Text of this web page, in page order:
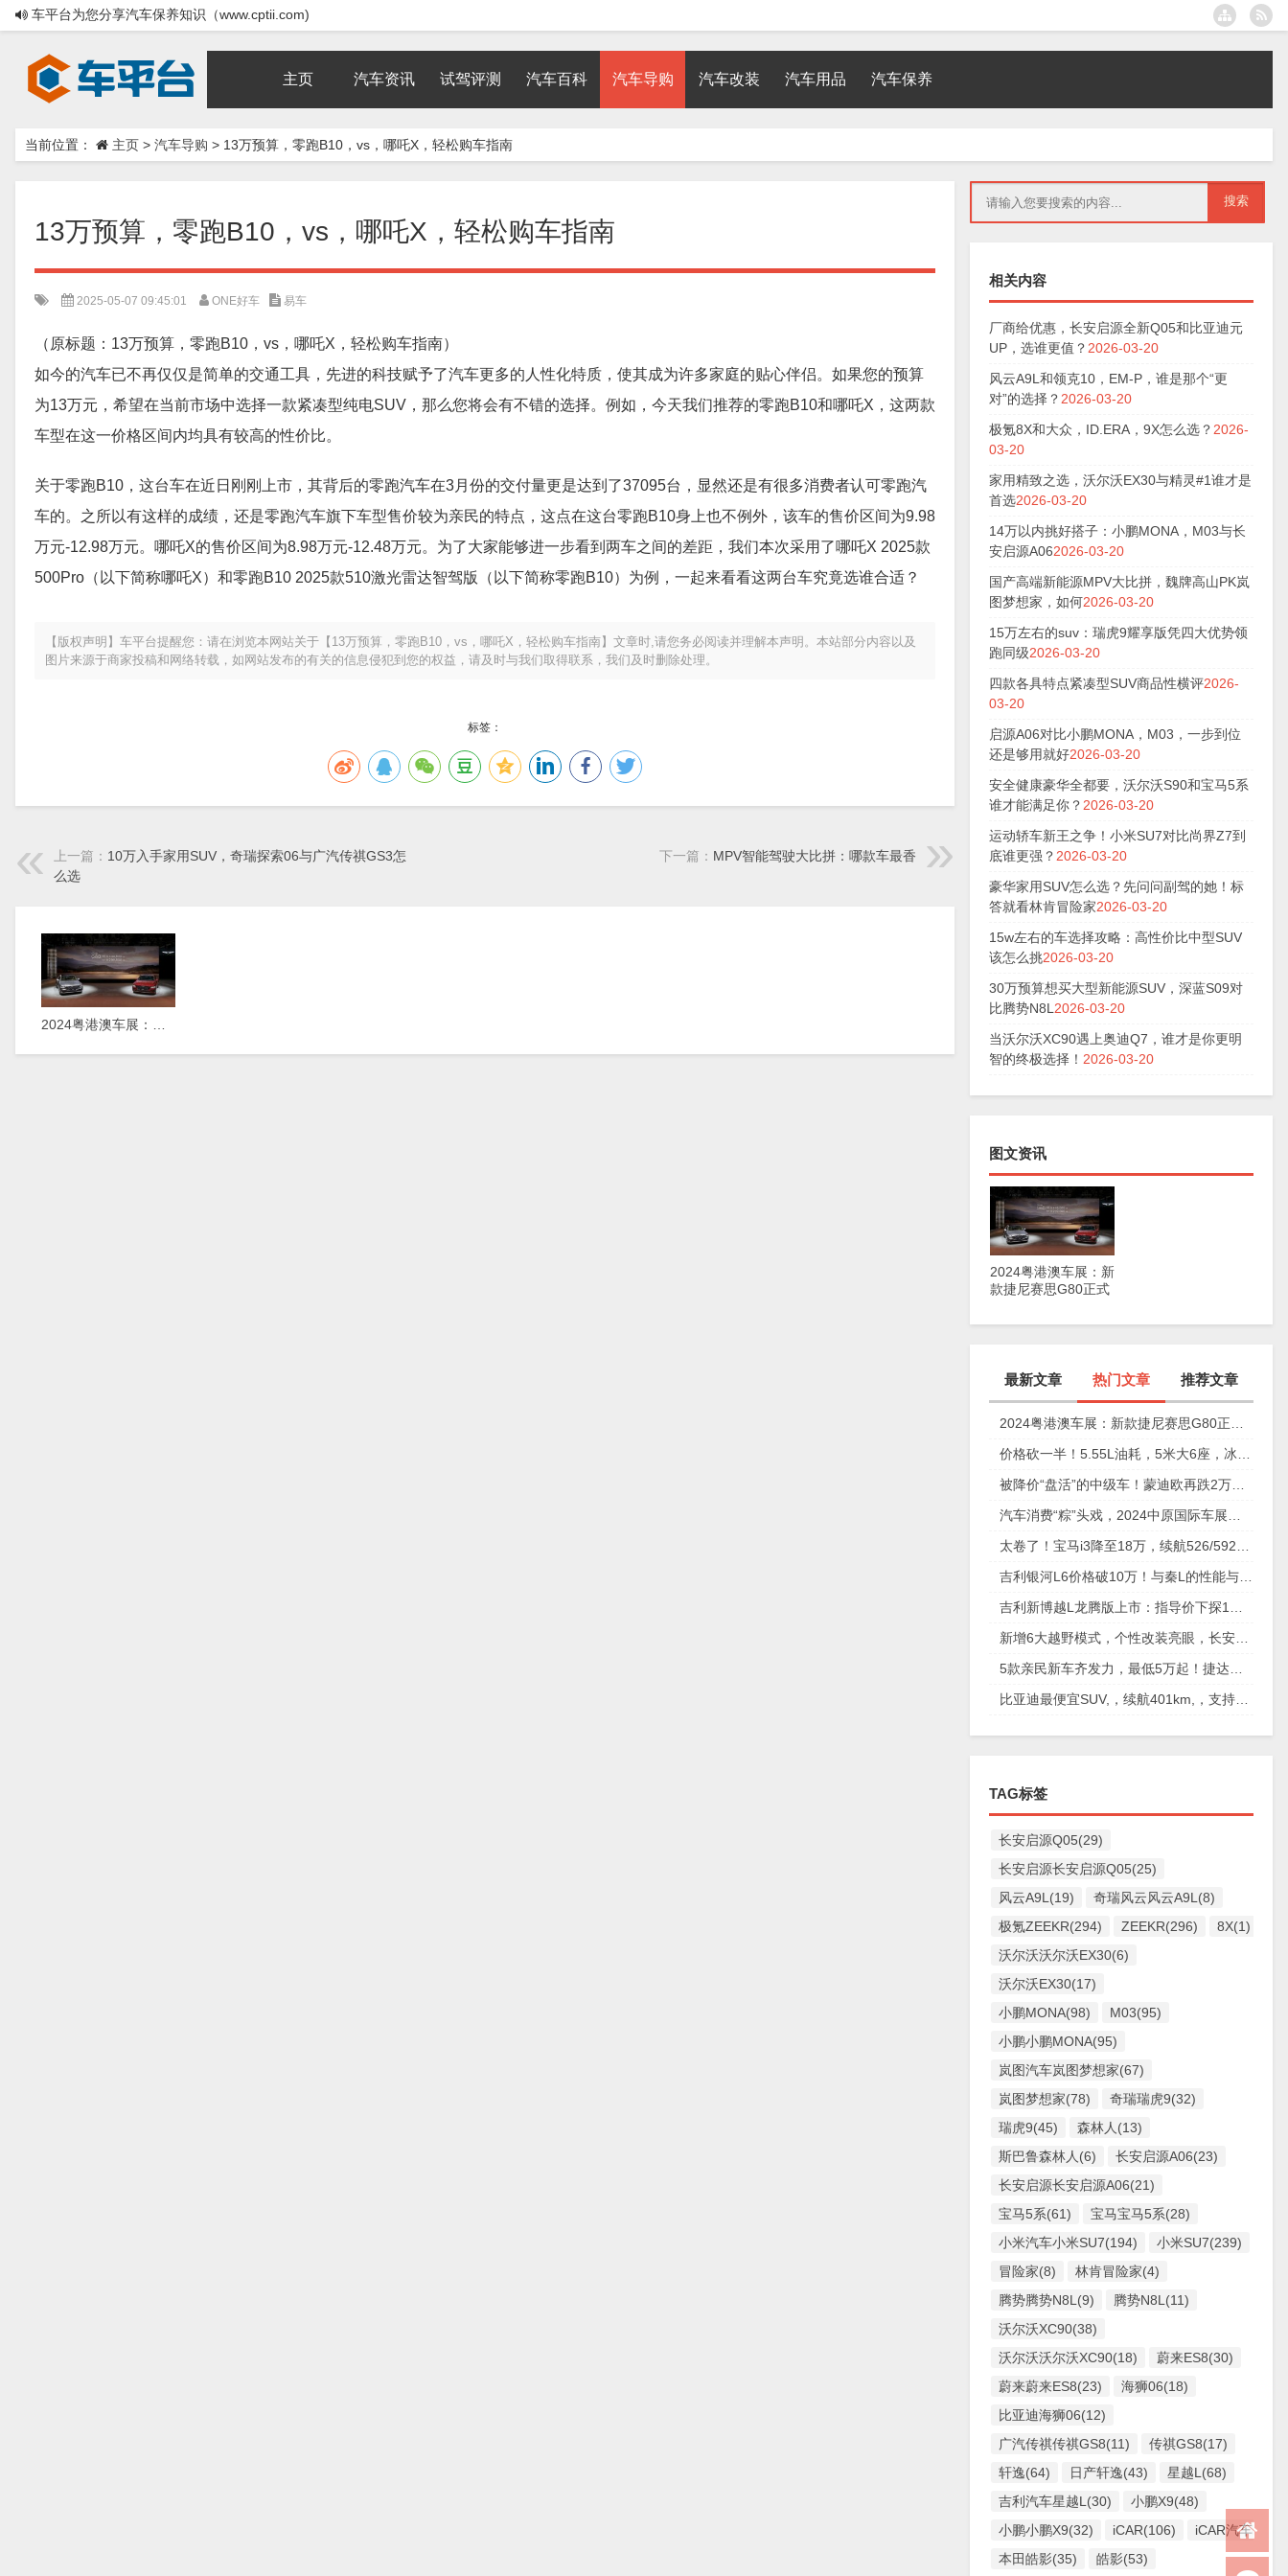
车平台为您分享汽车保养知识（www.cptii.com)
主页 汽车资讯 试驾评测 汽车百科 汽车导购 汽车改装 汽车用品 汽车保养
当前位置： 主页 > 汽车导购 > 13万预算，零跑B10，vs，哪吒X，轻松购车指南
13万预算，零跑B10，vs，哪吒X，轻松购车指南
2025-05-07 09:45:01 ONE好车 易车
（原标题：13万预算，零跑B10，vs，哪吒X，轻松购车指南）
如今的汽车已不再仅仅是简单的交通工具，先进的科技赋予了汽车更多的人性化特质，使其成为许多家庭的贴心伴侣。如果您的预算
为13万元，希望在当前市场中选择一款紧凑型纯电SUV，那么您将会有不错的选择。例如，今天我们推荐的零跑B10和哪吒X，这两款
车型在这一价格区间内均具有较高的性价比。
关于零跑B10，这台车在近日刚刚上市，其背后的零跑汽车在3月份的交付量更是达到了37095台，显然还是有很多消费者认可零跑汽
车的。之所以有这样的成绩，还是零跑汽车旗下车型售价较为亲民的特点，这点在这台零跑B10身上也不例外，该车的售价区间为9.98
万元-12.98万元。哪吒X的售价区间为8.98万元-12.48万元。为了大家能够进一步看到两车之间的差距，我们本次采用了哪吒X 2025款
500Pro（以下简称哪吒X）和零跑B10 2025款510激光雷达智驾版（以下简称零跑B10）为例，一起来看看这两台车究竟选谁合适？
【版权声明】车平台提醒您：请在浏览本网站关于【13万预算，零跑B10，vs，哪吒X，轻松购车指南】文章时,请您务必阅读并理解本声明。本站部分内容以及
图片来源于商家投稿和网络转载，如网站发布的有关的信息侵犯到您的权益，请及时与我们取得联系，我们及时删除处理。
标签：
上一篇： 10万入手家用SUV，奇瑞探索06与广汽传祺GS3怎
么选
下一篇： MPV智能驾驶大比拼：哪款车最香
相关内容
厂商给优惠，长安启源全新Q05和比亚迪元
UP，选谁更值？ 2026-03-20
风云A9L和领克10，EM-P，谁是那个“更
对”的选择？ 2026-03-20
极氪8X和大众，ID.ERA，9X怎么选？ 2026-
03-20
家用精致之选，沃尔沃EX30与精灵#1谁才是
首选2026-03-20
14万以内挑好搭子：小鹏MONA，M03与长
安启源A062026-03-20
国产高端新能源MPV大比拼，魏牌高山PK岚
图梦想家，如何2026-03-20
15万左右的suv：瑞虎9耀享版凭四大优势领
跑同级2026-03-20
四款各具特点紧凑型SUV商品性横评2026-
03-20
启源A06对比小鹏MONA，M03，一步到位
还是够用就好2026-03-20
安全健康豪华全都要，沃尔沃S90和宝马5系
谁才能满足你？ 2026-03-20
运动轿车新王之争！小米SU7对比尚界Z7到
底谁更强？ 2026-03-20
豪华家用SUV怎么选？先问问副驾的她！标
答就看林肯冒险家2026-03-20
15w左右的车选择攻略：高性价比中型SUV
该怎么挑2026-03-20
30万预算想买大型新能源SUV，深蓝S09对
比腾势N8L 2026-03-20
当沃尔沃XC90遇上奥迪Q7，谁才是你更明
智的终极选择！ 2026-03-20
图文资讯
2024粤港澳车展：新
款捷尼赛思G80正式
最新文章 热门文章 推荐文章
TAG标签
长安启源Q05(29)
长安启源长安启源Q05(25)
风云A9L(19)
奇瑞风云风云A9L(8)
极氪ZEEKR(294)
ZEEKR(296)
8X(1)
沃尔沃沃尔沃EX30(6)
沃尔沃EX30(17)
小鹏MONA(98)
M03(95)
小鹏小鹏MONA(95)
岚图汽车岚图梦想家(67)
岚图梦想家(78)
奇瑞瑞虎9(32)
瑞虎9(45)
森林人(13)
斯巴鲁森林人(6)
长安启源A06(23)
长安启源长安启源A06(21)
宝马5系(61)
宝马宝马5系(28)
小米汽车小米SU7(194)
小米SU7(239)
冒险家(8)
林肯冒险家(4)
腾势腾势N8L(9)
腾势N8L(11)
沃尔沃XC90(38)
沃尔沃沃尔沃XC90(18)
蔚来ES8(30)
蔚来蔚来ES8(23)
海狮06(18)
比亚迪海狮06(12)
广汽传祺传祺GS8(11)
传祺GS8(17)
轩逸(64)
日产轩逸(43)
星越L(68)
吉利汽车星越L(30)
小鹏X9(48)
小鹏小鹏X9(32)
iCAR(106)
iCAR汽车
本田皓影(35)
皓影(53)